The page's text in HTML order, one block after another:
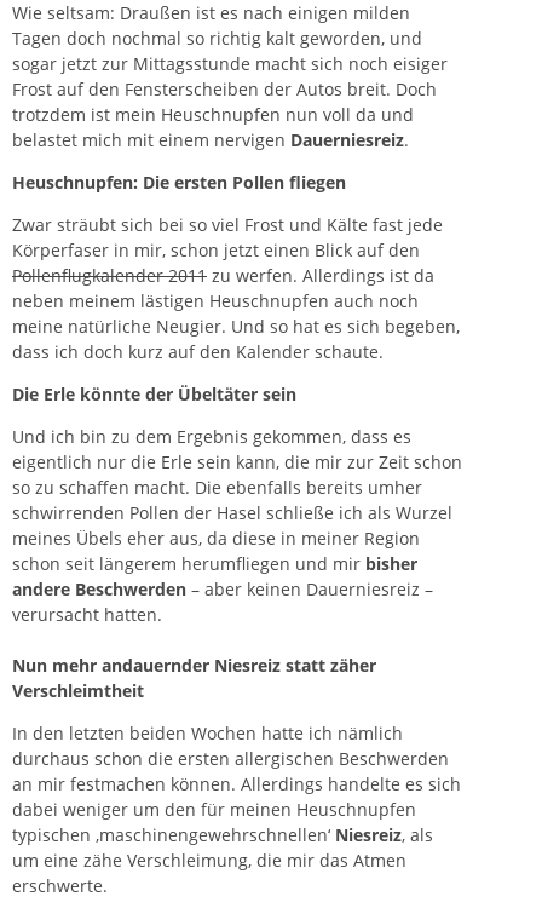
Wie seltsam: Draußen ist es nach einigen milden
Tagen doch nochmal so richtig kalt geworden, und
sogar jetzt zur Mittagsstunde macht sich noch eisiger
Frost auf den Fensterscheiben der Autos breit. Doch
trotzdem ist mein Heuschnupfen nun voll da und
belastet mich mit einem nervigen Dauerniesreiz.
Heuschnupfen: Die ersten Pollen fliegen
Zwar sträubt sich bei so viel Frost und Kälte fast jede
Körperfaser in mir, schon jetzt einen Blick auf den
Pollenflugkalender 2011 zu werfen. Allerdings ist da
neben meinem lästigen Heuschnupfen auch noch
meine natürliche Neugier. Und so hat es sich begeben,
dass ich doch kurz auf den Kalender schaute.
Die Erle könnte der Übeltäter sein
Und ich bin zu dem Ergebnis gekommen, dass es
eigentlich nur die Erle sein kann, die mir zur Zeit schon
so zu schaffen macht. Die ebenfalls bereits umher
schwirrenden Pollen der Hasel schließe ich als Wurzel
meines Übels eher aus, da diese in meiner Region
schon seit längerem herumfliegen und mir bisher
andere Beschwerden – aber keinen Dauerniesreiz –
verursacht hatten.
Nun mehr andauernder Niesreiz statt zäher
Verschleimtheit
In den letzten beiden Wochen hatte ich nämlich
durchaus schon die ersten allergischen Beschwerden
an mir festmachen können. Allerdings handelte es sich
dabei weniger um den für meinen Heuschnupfen
typischen ‚maschinengewehrschnellen‘ Niesreiz, als
um eine zähe Verschleimung, die mir das Atmen
erschwerte.